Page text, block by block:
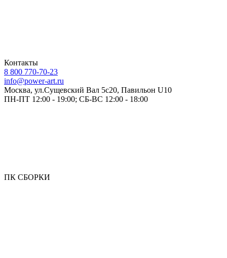
Контакты
8 800 770-70-23
info@power-art.ru
Москва, ул.Сущевский Вал 5с20, Павильон U10
ПН-ПТ 12:00 - 19:00; СБ-ВС 12:00 - 18:00
ПК СБОРКИ